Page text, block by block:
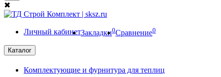
✖
Личный кабинетЗакладки0Сравнение0
Каталог
Комплектующие и фурнитура для теплиц